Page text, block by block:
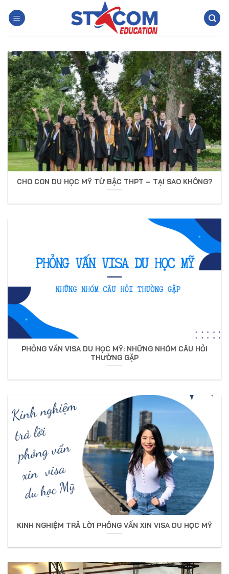
CHO CON DU HỌC MỸ TỪ BẬC THPT – TẠI SAO KHÔNG?
PHỎNG VẤN VISA DU HỌC MỸ: NHỮNG NHÓM CÂU HỎI
THƯỜNG GẶP
KINH NGHIỆM TRẢ LỜI PHỎNG VẤN XIN VISA DU HỌC MỸ